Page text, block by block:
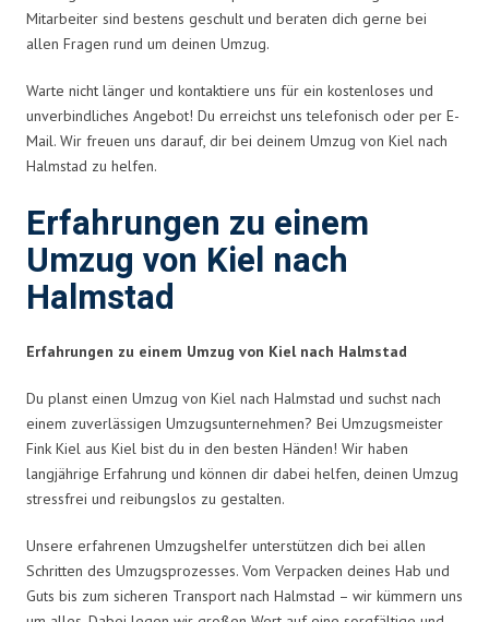
Mitarbeiter sind bestens geschult und beraten dich gerne bei
allen Fragen rund um deinen Umzug.
Warte nicht länger und kontaktiere uns für ein kostenloses und
unverbindliches Angebot! Du erreichst uns telefonisch oder per E-
Mail. Wir freuen uns darauf, dir bei deinem Umzug von Kiel nach
Halmstad zu helfen.
Erfahrungen zu einem
Umzug von Kiel nach
Halmstad
Erfahrungen zu einem Umzug von Kiel nach Halmstad
Du planst einen Umzug von Kiel nach Halmstad und suchst nach
einem zuverlässigen Umzugsunternehmen? Bei Umzugsmeister
Fink Kiel aus Kiel bist du in den besten Händen! Wir haben
langjährige Erfahrung und können dir dabei helfen, deinen Umzug
stressfrei und reibungslos zu gestalten.
Unsere erfahrenen Umzugshelfer unterstützen dich bei allen
Schritten des Umzugsprozesses. Vom Verpacken deines Hab und
Guts bis zum sicheren Transport nach Halmstad – wir kümmern uns